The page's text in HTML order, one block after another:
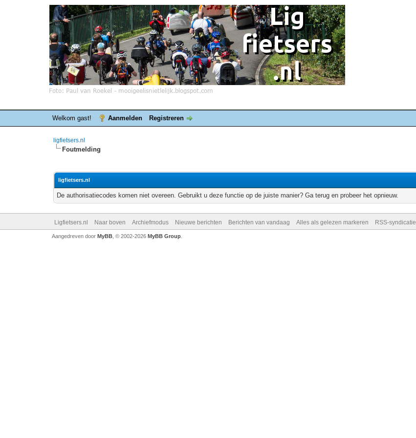
Welkom gast! Aanmelden Registreren
ligfietsers.nl
Foutmelding
ligfietsers.nl
De authorisatiecodes komen niet overeen. Gebruikt u deze functie op de juiste manier? Ga terug en probeer het opnieuw.
Ligfietsers.nl Naar boven Archiefmodus Nieuwe berichten Berichten van vandaag Alles als gelezen markeren RSS-syndicatie
Aangedreven door MyBB, © 2002-2026 MyBB Group.